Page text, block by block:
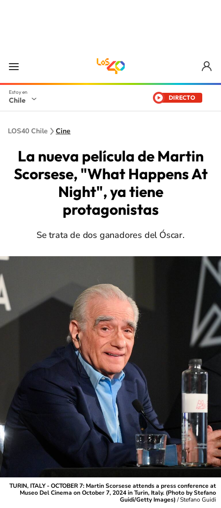
Chile DIRECTO
LOS40 Chile Cine
La nueva película de Martin
Scorsese, "What Happens At
Night", ya tiene
protagonistas
Se trata de dos ganadores del Óscar.
TURIN, ITALY - OCTOBER 7: Martin Scorsese attends a press conference at
Museo Del Cinema on October 7, 2024 in Turin, Italy. (Photo by Stefano
Guidi/Getty Images) /Stefano Guidi